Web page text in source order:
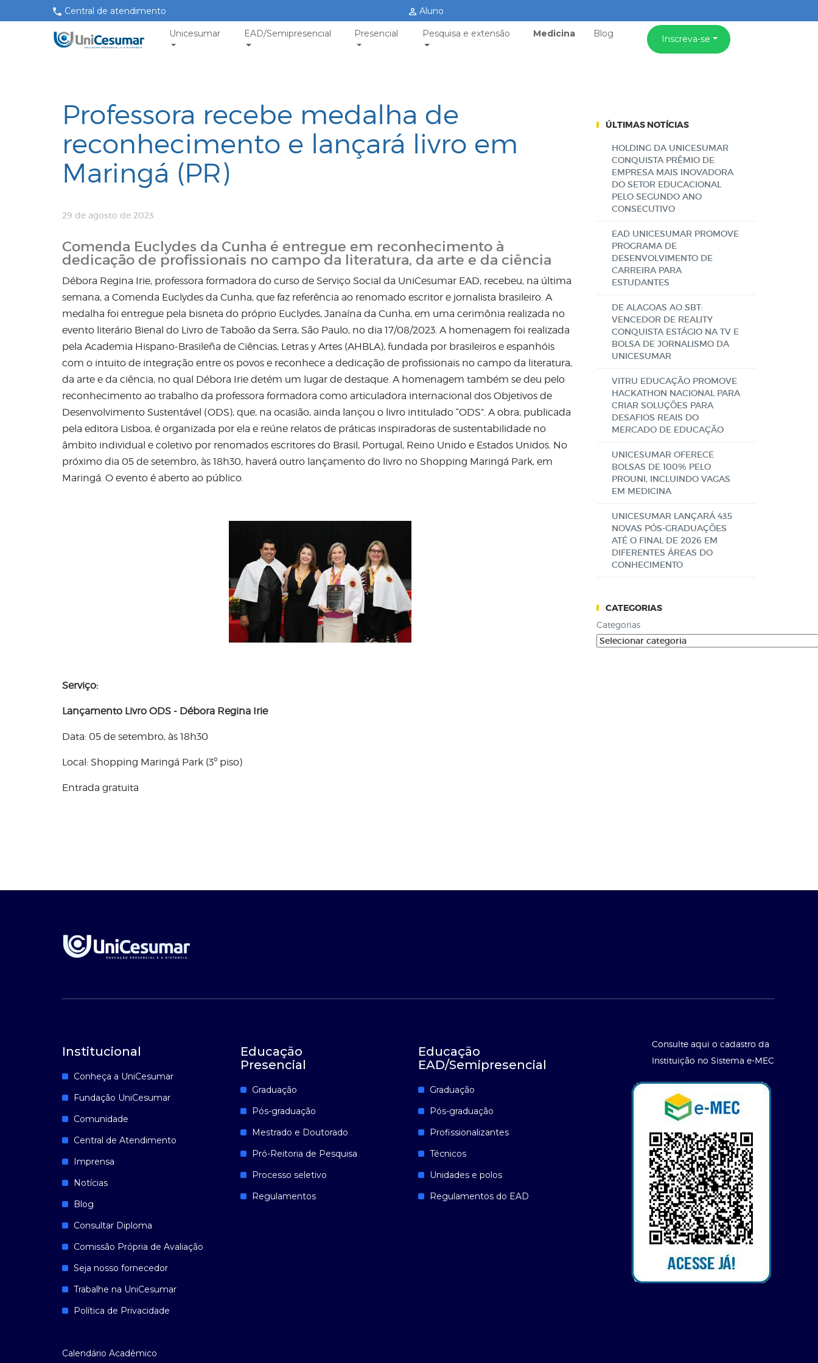
Central de atendimento Aluno
Unicesumar EAD/Semipresencial Presencial Pesquisa e extensão Medicina Blog Inscreva-se
Professora recebe medalha de
reconhecimento e lançará livro em
Maringá (PR)
29 de agosto de 2023
Comenda Euclydes da Cunha é entregue em reconhecimento à
dedicação de profissionais no campo da literatura, da arte e da ciência
Débora Regina Irie, professora formadora do curso de Serviço Social da UniCesumar EAD, recebeu, na última
semana, a Comenda Euclydes da Cunha, que faz referência ao renomado escritor e jornalista brasileiro. A
medalha foi entregue pela bisneta do próprio Euclydes, Janaína da Cunha, em uma cerimônia realizada no
evento literário Bienal do Livro de Taboão da Serra, São Paulo, no dia 17/08/2023. A homenagem foi realizada
pela Academia Hispano-Brasileña de Ciências, Letras y Artes (AHBLA), fundada por brasileiros e espanhóis
com o intuito de integração entre os povos e reconhece a dedicação de profissionais no campo da literatura,
da arte e da ciência, no qual Débora Irie detém um lugar de destaque. A homenagem também se deu pelo
reconhecimento ao trabalho da professora formadora como articuladora internacional dos Objetivos de
Desenvolvimento Sustentável (ODS), que, na ocasião, ainda lançou o livro intitulado “ODS”. A obra, publicada
pela editora Lisboa, é organizada por ela e reúne relatos de práticas inspiradoras de sustentabilidade no
âmbito individual e coletivo por renomados escritores do Brasil, Portugal, Reino Unido e Estados Unidos. No
próximo dia 05 de setembro, às 18h30, haverá outro lançamento do livro no Shopping Maringá Park, em
Maringá. O evento é aberto ao público.
Serviço:
Lançamento Livro ODS - Débora Regina Irie
Data: 05 de setembro, às 18h30
Local: Shopping Maringá Park (3º piso)
Entrada gratuita
ÚLTIMAS NOTÍCIAS
HOLDING DA UNICESUMAR
CONQUISTA PRÊMIO DE
EMPRESA MAIS INOVADORA
DO SETOR EDUCACIONAL
PELO SEGUNDO ANO
CONSECUTIVO
EAD UNICESUMAR PROMOVE
PROGRAMA DE
DESENVOLVIMENTO DE
CARREIRA PARA
ESTUDANTES
DE ALAGOAS AO SBT:
VENCEDOR DE REALITY
CONQUISTA ESTÁGIO NA TV E
BOLSA DE JORNALISMO DA
UNICESUMAR
VITRU EDUCAÇÃO PROMOVE
HACKATHON NACIONAL PARA
CRIAR SOLUÇÕES PARA
DESAFIOS REAIS DO
MERCADO DE EDUCAÇÃO
UNICESUMAR OFERECE
BOLSAS DE 100% PELO
PROUNI, INCLUINDO VAGAS
EM MEDICINA
UNICESUMAR LANÇARÁ 435
NOVAS PÓS-GRADUAÇÕES
ATÉ O FINAL DE 2026 EM
DIFERENTES ÁREAS DO
CONHECIMENTO
CATEGORIAS
Categorias
Institucional
Conheça a UniCesumar
Fundação UniCesumar
Comunidade
Central de Atendimento
Imprensa
Notícias
Blog
Consultar Diploma
Comissão Própria de Avaliação
Seja nosso fornecedor
Trabalhe na UniCesumar
Política de Privacidade
Calendário Acadêmico
Educação
Presencial
Graduação
Pós-graduação
Mestrado e Doutorado
Pró-Reitoria de Pesquisa
Processo seletivo
Regulamentos
Educação
EAD/Semipresencial
Graduação
Pós-graduação
Profissionalizantes
Técnicos
Unidades e polos
Regulamentos do EAD
Consulte aqui o cadastro da
Instituição no Sistema e-MEC